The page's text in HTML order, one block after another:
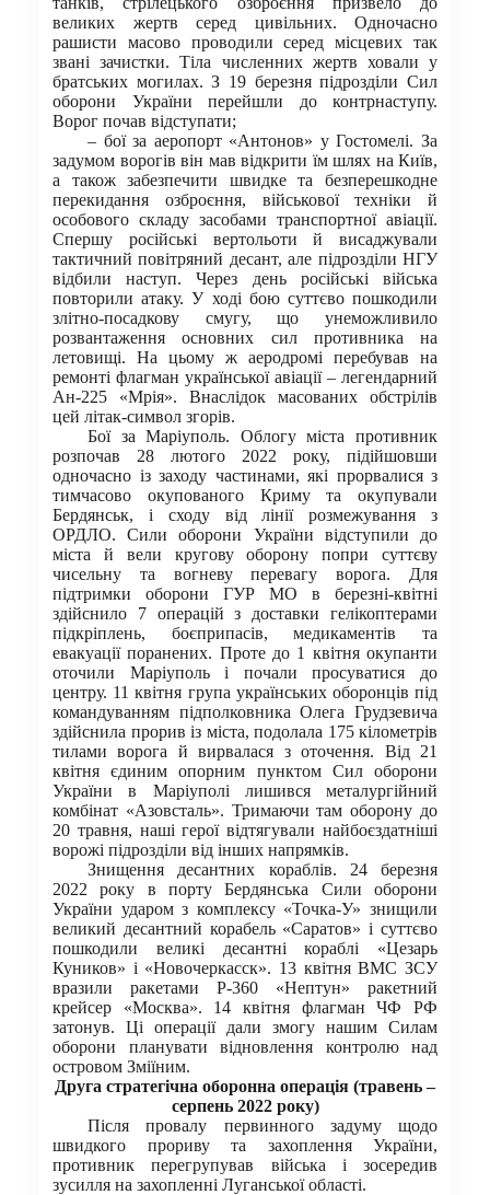
великих жертв серед цивільних. Одночасно
рашисти масово проводили серед місцевих так
звані зачистки. Тіла численних жертв ховали у
братських могилах. З 19 березня підрозділи Сил
оборони України перейшли до контрнаступу.
Ворог почав відступати;
– бої за аеропорт «Антонов» у Гостомелі. За
задумом ворогів він мав відкрити їм шлях на Київ,
а також забезпечити швидке та безперешкодне
перекидання озброєння, військової техніки й
особового складу засобами транспортної авіації.
Спершу російські вертольоти й висаджували
тактичний повітряний десант, але підрозділи НГУ
відбили наступ. Через день російські війська
повторили атаку. У ході бою суттєво пошкодили
злітно-посадкову смугу, що унеможливило
розвантаження основних сил противника на
летовищі. На цьому ж аеродромі перебував на
ремонті флагман української авіації – легендарний
Ан-225 «Мрія». Внаслідок масованих обстрілів
цей літак-символ згорів.
Бої за Маріуполь. Облогу міста противник
розпочав 28 лютого 2022 року, підійшовши
одночасно із заходу частинами, які прорвалися з
тимчасово окупованого Криму та окупували
Бердянськ, і сходу від лінії розмежування з
ОРДЛО. Сили оборони України відступили до
міста й вели кругову оборону попри суттєву
чисельну та вогневу перевагу ворога. Для
підтримки оборони ГУР МО в березні-квітні
здійснило 7 операцій з доставки гелікоптерами
підкріплень, боєприпасів, медикаментів та
евакуації поранених. Проте до 1 квітня окупанти
оточили Маріуполь і почали просуватися до
центру. 11 квітня група українських оборонців під
командуванням підполковника Олега Грудзевича
здійснила прорив із міста, подолала 175 кілометрів
тилами ворога й вирвалася з оточення. Від 21
квітня єдиним опорним пунктом Сил оборони
України в Маріуполі лишився металургійний
комбінат «Азовсталь». Тримаючи там оборону до
20 травня, наші герої відтягували найбоєздатніші
ворожі підрозділи від інших напрямків.
Знищення десантних кораблів. 24 березня
2022 року в порту Бердянська Сили оборони
України ударом з комплексу «Точка-У» знищили
великий десантний корабель «Саратов» і суттєво
пошкодили великі десантні кораблі «Цезарь
Куников» і «Новочеркасск». 13 квітня ВМС ЗСУ
вразили ракетами Р-360 «Нептун» ракетний
крейсер «Москва». 14 квітня флагман ЧФ РФ
затонув. Ці операції дали змогу нашим Силам
оборони планувати відновлення контролю над
островом Зміїним.
Друга стратегічна оборонна операція (травень –
серпень 2022 року)
Після провалу первинного задуму щодо
швидкого прориву та захоплення України,
противник перегрупував війська і зосередив
зусилля на захопленні Луганської області.